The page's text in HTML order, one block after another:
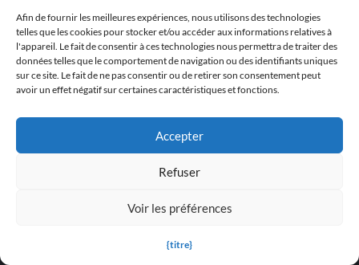
Afin de fournir les meilleures expériences, nous utilisons des technologies
telles que les cookies pour stocker et/ou accéder aux informations relatives à
l'appareil. Le fait de consentir à ces technologies nous permettra de traiter des
données telles que le comportement de navigation ou des identifiants uniques
sur ce site. Le fait de ne pas consentir ou de retirer son consentement peut
avoir un effet négatif sur certaines caractéristiques et fonctions.
Accepter
Refuser
Voir les préférences
{titre}
PLITCH Trainer pour theHunter : Call of the Wild
Starfield v1.15.222.0 (+27 Trainer)
Legend of Mortal v1.0+ (+44 Trainer)
The Elder Scrolls IV : Oblivion Remastered v1.512.105.0
(+44 Trainer)
Formateur PLITCH pour STARFIELD
PLITCH Trainer pour S.T.A.L.K.E.R. 2 : Heart of Chornobyl